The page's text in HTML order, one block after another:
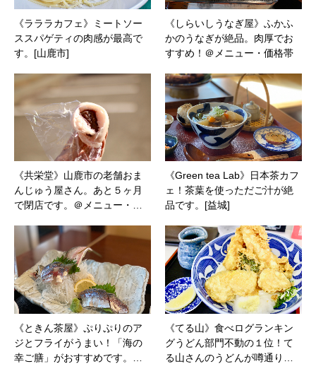
《ラララカフェ》ミートソー
ススパゲティの肉感が最高で
す。[山鹿市]
《しらいしうなぎ屋》ふかふ
かのうなぎが絶品。肉厚でお
すすめ！＠メニュー・価格帯
《共栄堂》山鹿市の老舗おま
んじゅう屋さん。あと５ヶ月
で閉店です。＠メニュー・…
《Green tea Lab》日本茶カフ
ェ！茶葉を使っただご汁が絶
品です。[益城]
《ときん茶屋》ぷりぷりのア
ジとフライがうまい！「海の
幸ご膳」がおすすめです。…
《てる山》食べログランキン
グうどん部門不動の１位！て
る山さんのうどんが噂通り…